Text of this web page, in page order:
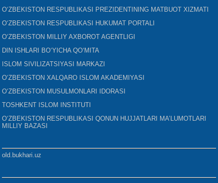
O‘ZBEKISTON RESPUBLIKASI PREZIDENTINING MATBUOT XIZMATI
O‘ZBEKISTON RESPUBLIKASI HUKUMAT PORTALI
O‘ZBEKISTON MILLIY AXBOROT AGENTLIGI
DIN ISHLARI BO‘YICHA QO‘MITA
ISLOM SIVILIZATSIYASI MARKAZI
O‘ZBEKISTON XALQARO ISLOM AKADEMIYASI
O‘ZBEKISTON MUSULMONLARI IDORASI
TOSHKENT ISLOM INSTITUTI
O‘ZBEKISTON RESPUBLIKASI QONUN HUJJATLARI MA’LUMOTLARI
MILLIY BAZASI
old.bukhari.uz